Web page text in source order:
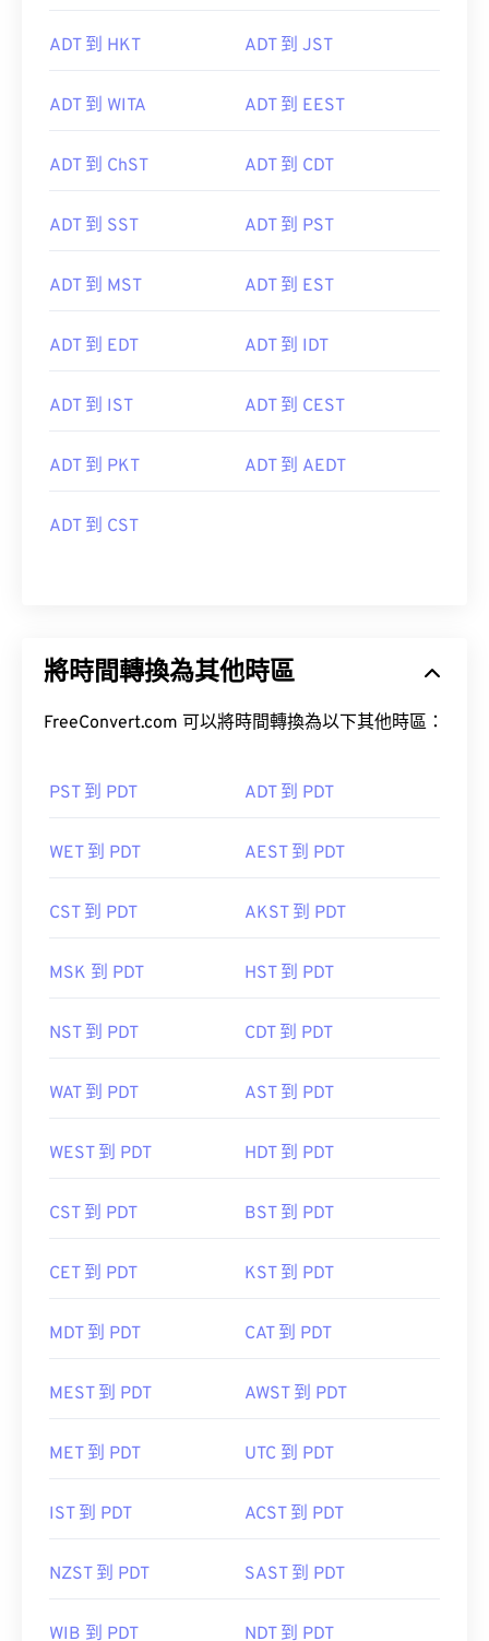
ADT 到 HKT ADT 到 JST
ADT 到 WITA ADT 到 EEST
ADT 到 ChST ADT 到 CDT
ADT 到 SST ADT 到 PST
ADT 到 MST ADT 到 EST
ADT 到 EDT ADT 到 IDT
ADT 到 IST ADT 到 CEST
ADT 到 PKT ADT 到 AEDT
ADT 到 CST
將時間轉換為其他時區
FreeConvert.com 可以將時間轉換為以下其他時區：
PST 到 PDT ADT 到 PDT
WET 到 PDT AEST 到 PDT
CST 到 PDT AKST 到 PDT
MSK 到 PDT HST 到 PDT
NST 到 PDT CDT 到 PDT
WAT 到 PDT AST 到 PDT
WEST 到 PDT HDT 到 PDT
CST 到 PDT BST 到 PDT
CET 到 PDT KST 到 PDT
MDT 到 PDT CAT 到 PDT
MEST 到 PDT AWST 到 PDT
MET 到 PDT UTC 到 PDT
IST 到 PDT ACST 到 PDT
NZST 到 PDT SAST 到 PDT
WIB 到 PDT NDT 到 PDT